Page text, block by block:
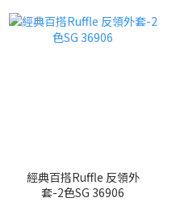
經典百搭Ruffle 反領外
套-2色SG 36906